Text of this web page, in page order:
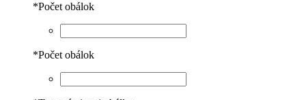
*Počet obálok
*Počet obálok